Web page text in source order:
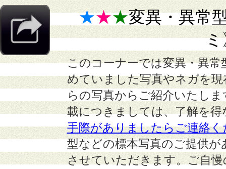
★★★変異・異常
ミ
このコーナーでは変異・異
めていました写真やネガを
らの写真からご紹介いたし
載につきましては、了解を
手際がありましたらご連絡く
型などの標本写真のご提供
させていただきます。ご自